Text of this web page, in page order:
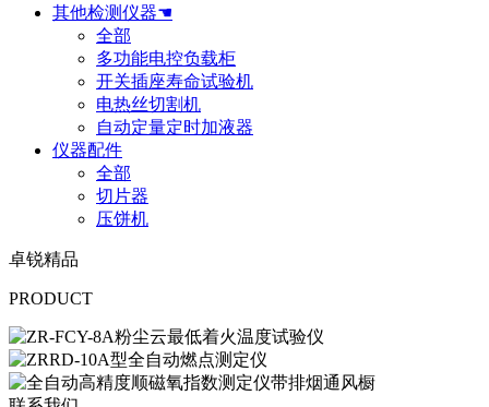
其他检测仪器☚
全部
多功能电控负载柜
开关插座寿命试验机
电热丝切割机
自动定量定时加液器
仪器配件
全部
切片器
压饼机
卓锐精品
PRODUCT